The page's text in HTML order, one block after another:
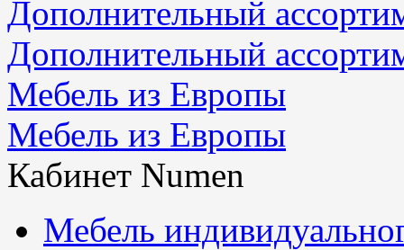
Дополнительный
Дополнительный
Мебель из Европы
Мебель из Европы
Кабинет Numen
Мебель